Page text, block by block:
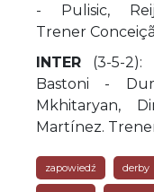
- Pulisic,
Trener
INTER (3-5-2):
Bastoni -
Mkhitaryan,
Martínez.
zapowiedź derby